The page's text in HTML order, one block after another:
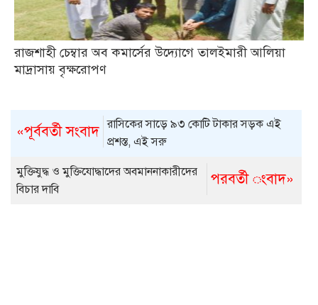
রাজশাহী চেম্বার অব কমার্সের উদ্যোগে তালইমারী আলিয়া
মাদ্রাসায় বৃক্ষরোপণ
«পূর্ববর্তী সংবাদ রাসিকের সাড়ে ৯৩ কোটি টাকার সড়ক এই
প্রশস্ত, এই সরু
পরবর্তী ংবাদ»
মুক্তিযুদ্ধ ও মুক্তিযোদ্ধাদের অবমাননাকারীদের
বিচার দাবি